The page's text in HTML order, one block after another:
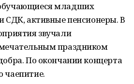
младших
СДК, активные пенсионеры. В
звучали
праздником
По окончании концерта
чаепитие.